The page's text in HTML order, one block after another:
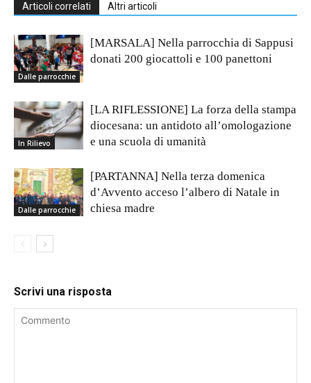
Articoli correlati Altri articoli
Dalle parrocchie
[MARSALA] Nella parrocchia di Sappusi
donati 200 giocattoli e 100 panettoni
In Rilievo
[LA RIFLESSIONE] La forza della stampa
diocesana: un antidoto all’omologazione
e una scuola di umanità
Dalle parrocchie
[PARTANNA] Nella terza domenica
d’Avvento acceso l’albero di Natale in
chiesa madre
Scrivi una risposta